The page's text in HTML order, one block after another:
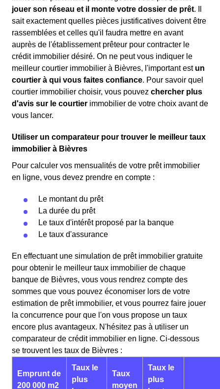
jouer son réseau et il monte votre dossier de prêt. Il
sait exactement quelles pièces justificatives doivent être
rassemblées et celles qu'il faudra mettre en avant
auprès de l'établissement prêteur pour contracter le
crédit immobilier désiré. On ne peut vous indiquer le
meilleur courtier immobilier à Bièvres, l'important est un
courtier à qui vous faites confiance. Pour savoir quel
courtier immobilier choisir, vous pouvez chercher plus
d'avis sur le courtier immobilier de votre choix avant de
vous lancer.
Utiliser un comparateur pour trouver le meilleur taux
immobilier à Bièvres
Pour calculer vos mensualités de votre prêt immobilier
en ligne, vous devez prendre en compte :
Le montant du prêt
La durée du prêt
Le taux d'intérêt proposé par la banque
Le taux d'assurance
En effectuant une simulation de prêt immobilier gratuite
pour obtenir le meilleur taux immobilier de chaque
banque de Bièvres, vous vous rendrez compte des
sommes que vous pouvez économiser lors de votre
estimation de prêt immobilier, et vous pourrez faire jouer
la concurrence pour que l'on vous propose un taux
encore plus avantageux. N'hésitez pas à utiliser un
comparateur de crédit immobilier en ligne. Ci-dessous
se trouvent les taux de Bièvres :
Emprunt de
200 000 m2
Taux le
plus
Taux
moyen
Taux le
plus